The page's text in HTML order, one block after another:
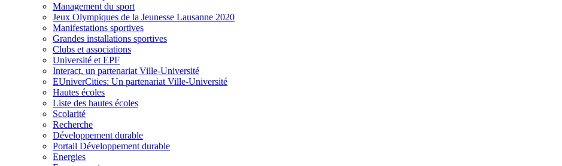
Management du sport
Jeux Olympiques de la Jeunesse Lausanne 2020
Manifestations sportives
Grandes installations sportives
Clubs et associations
Université et EPF
Interact, un partenariat Ville-Université
EUniverCities: Un partenariat Ville-Université
Hautes écoles
Liste des hautes écoles
Scolarité
Recherche
Développement durable
Portail Développement durable
Energies